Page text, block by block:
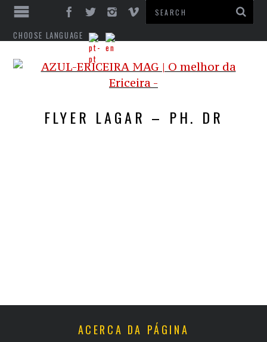
CHOOSE LANGUAGE
FLYER LAGAR – PH. DR
ACERCA DA PÁGINA